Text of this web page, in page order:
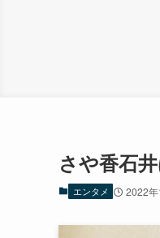
さや香石
エンタメ 2022